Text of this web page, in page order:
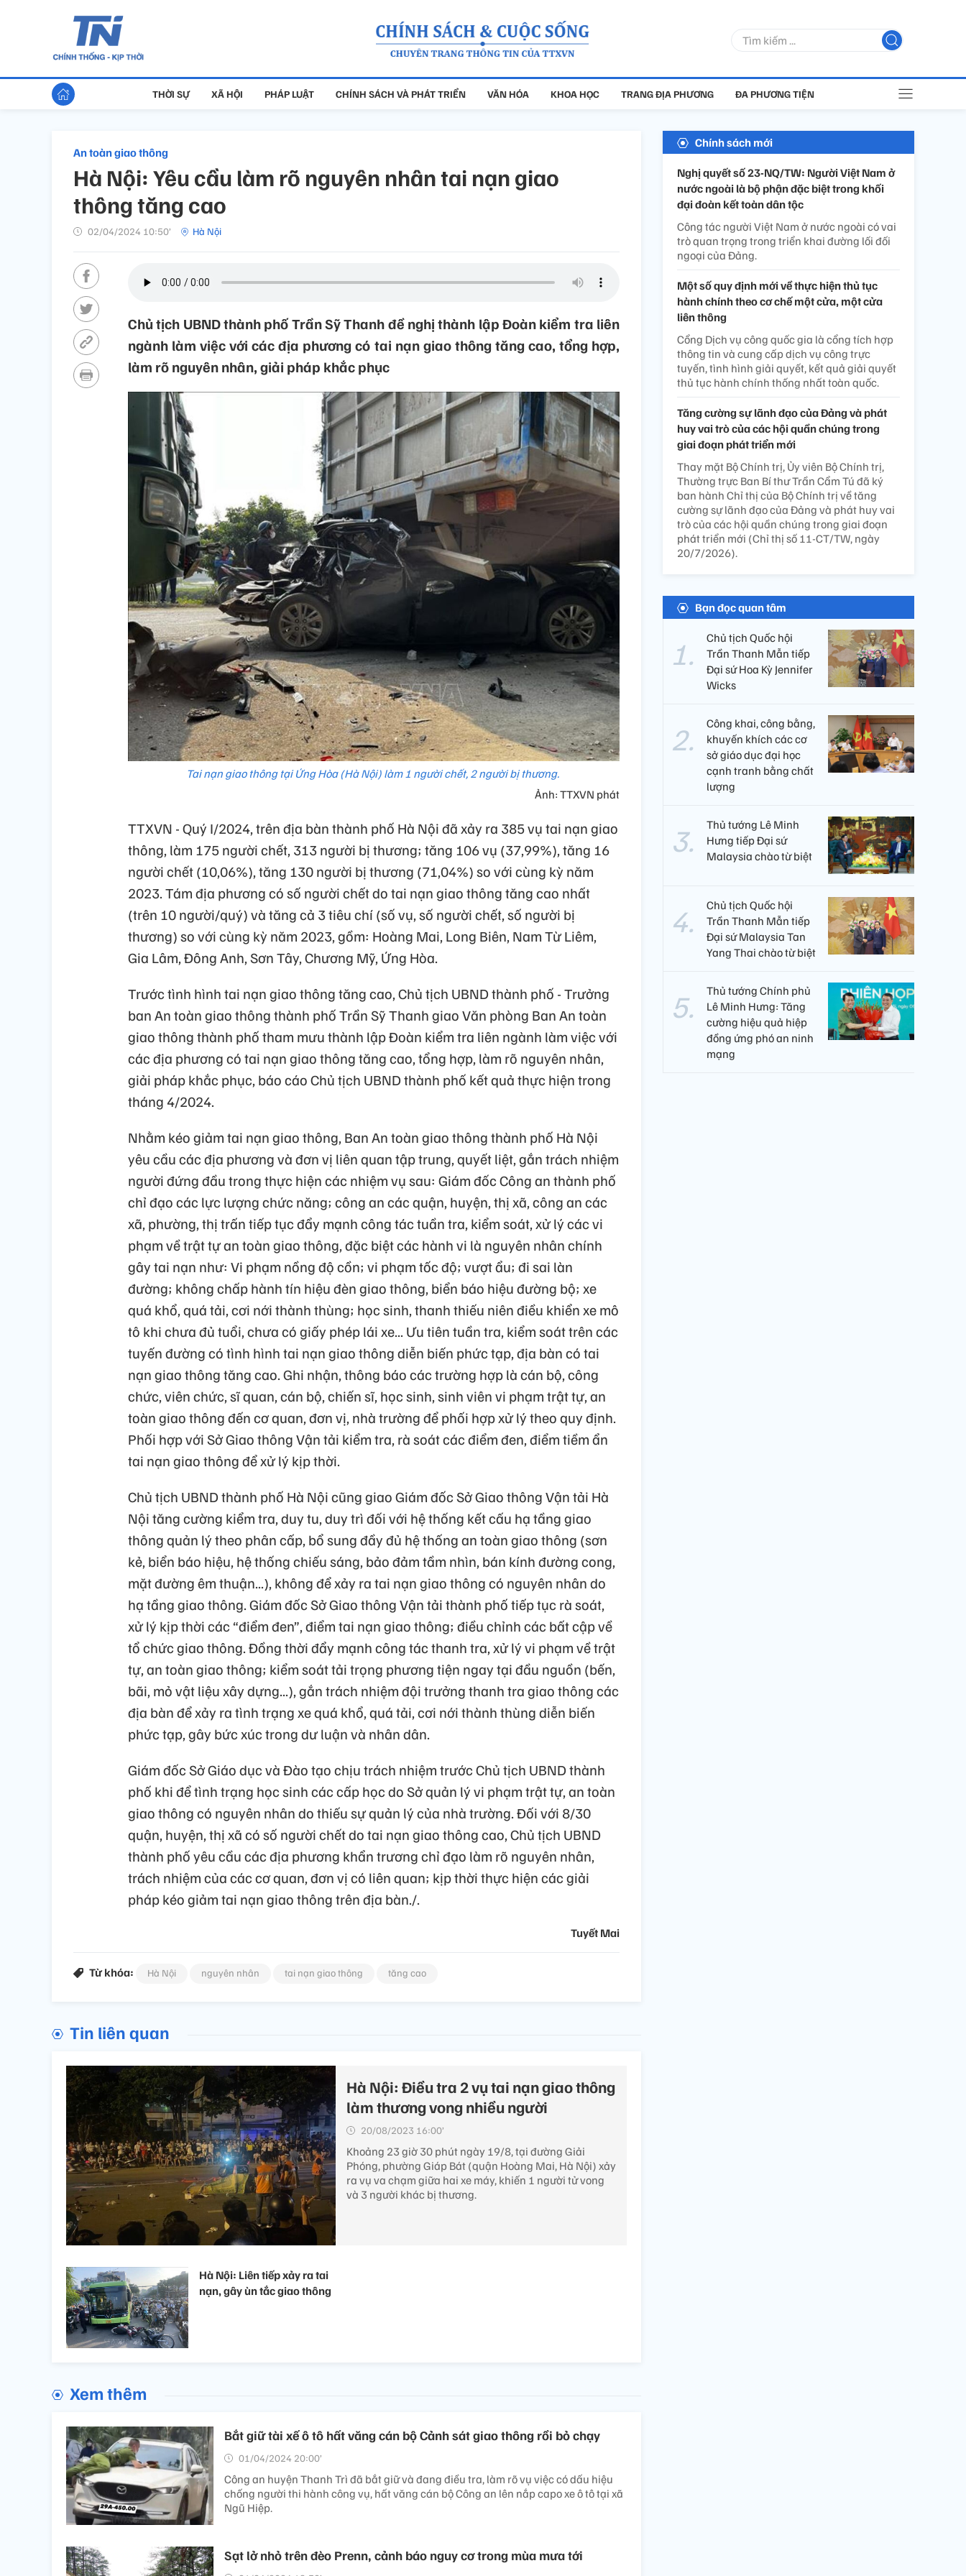
THỜI SỰ XÃ HỘI PHÁP LUẬT CHÍNH SÁCH VÀ PHÁT TRIỂN VĂN HÓA KHOA HỌC TRANG ĐỊA PHƯƠNG ĐA PHƯƠNG TIỆN
An toàn giao thông
Hà Nội: Yêu cầu làm rõ nguyên nhân tai nạn giao
thông tăng cao
02/04/2024 10:50’ Hà Nội
Chủ tịch UBND thành phố Trần Sỹ Thanh đề nghị thành lập Đoàn kiểm tra liên
ngành làm việc với các địa phương có tai nạn giao thông tăng cao, tổng hợp,
làm rõ nguyên nhân, giải pháp khắc phục
Tai nạn giao thông tại Ứng Hòa (Hà Nội) làm 1 người chết, 2 người bị thương.
Ảnh: TTXVN phát
TTXVN - Quý I/2024, trên địa bàn thành phố Hà Nội đã xảy ra 385 vụ tai nạn giao
thông, làm 175 người chết, 313 người bị thương; tăng 106 vụ (37,99%), tăng 16
người chết (10,06%), tăng 130 người bị thương (71,04%) so với cùng kỳ năm
2023. Tám địa phương có số người chết do tai nạn giao thông tăng cao nhất
(trên 10 người/quý) và tăng cả 3 tiêu chí (số vụ, số người chết, số người bị
thương) so với cùng kỳ năm 2023, gồm: Hoàng Mai, Long Biên, Nam Từ Liêm,
Gia Lâm, Đông Anh, Sơn Tây, Chương Mỹ, Ứng Hòa.
Trước tình hình tai nạn giao thông tăng cao, Chủ tịch UBND thành phố - Trưởng
ban An toàn giao thông thành phố Trần Sỹ Thanh giao Văn phòng Ban An toàn
giao thông thành phố tham mưu thành lập Đoàn kiểm tra liên ngành làm việc với
các địa phương có tai nạn giao thông tăng cao, tổng hợp, làm rõ nguyên nhân,
giải pháp khắc phục, báo cáo Chủ tịch UBND thành phố kết quả thực hiện trong
tháng 4/2024.
Nhằm kéo giảm tai nạn giao thông, Ban An toàn giao thông thành phố Hà Nội
yêu cầu các địa phương và đơn vị liên quan tập trung, quyết liệt, gắn trách nhiệm
người đứng đầu trong thực hiện các nhiệm vụ sau: Giám đốc Công an thành phố
chỉ đạo các lực lượng chức năng; công an các quận, huyện, thị xã, công an các
xã, phường, thị trấn tiếp tục đẩy mạnh công tác tuần tra, kiểm soát, xử lý các vi
phạm về trật tự an toàn giao thông, đặc biệt các hành vi là nguyên nhân chính
gây tai nạn như: Vi phạm nồng độ cồn; vi phạm tốc độ; vượt ẩu; đi sai làn
đường; không chấp hành tín hiệu đèn giao thông, biển báo hiệu đường bộ; xe
quá khổ, quá tải, cơi nới thành thùng; học sinh, thanh thiếu niên điều khiển xe mô
tô khi chưa đủ tuổi, chưa có giấy phép lái xe... Ưu tiên tuần tra, kiểm soát trên các
tuyến đường có tình hình tai nạn giao thông diễn biến phức tạp, địa bàn có tai
nạn giao thông tăng cao. Ghi nhận, thông báo các trường hợp là cán bộ, công
chức, viên chức, sĩ quan, cán bộ, chiến sĩ, học sinh, sinh viên vi phạm trật tự, an
toàn giao thông đến cơ quan, đơn vị, nhà trường để phối hợp xử lý theo quy định.
Phối hợp với Sở Giao thông Vận tải kiểm tra, rà soát các điểm đen, điểm tiềm ẩn
tai nạn giao thông để xử lý kịp thời.
Chủ tịch UBND thành phố Hà Nội cũng giao Giám đốc Sở Giao thông Vận tải Hà
Nội tăng cường kiểm tra, duy tu, duy trì đối với hệ thống kết cấu hạ tầng giao
thông quản lý theo phân cấp, bổ sung đầy đủ hệ thống an toàn giao thông (sơn
kẻ, biển báo hiệu, hệ thống chiếu sáng, bảo đảm tầm nhìn, bán kính đường cong,
mặt đường êm thuận...), không để xảy ra tai nạn giao thông có nguyên nhân do
hạ tầng giao thông. Giám đốc Sở Giao thông Vận tải thành phố tiếp tục rà soát,
xử lý kịp thời các “điểm đen”, điểm tai nạn giao thông; điều chỉnh các bất cập về
tổ chức giao thông. Đồng thời đẩy mạnh công tác thanh tra, xử lý vi phạm về trật
tự, an toàn giao thông; kiểm soát tải trọng phương tiện ngay tại đầu nguồn (bến,
bãi, mỏ vật liệu xây dựng...), gắn trách nhiệm đội trưởng thanh tra giao thông các
địa bàn để xảy ra tình trạng xe quá khổ, quá tải, cơi nới thành thùng diễn biến
phức tạp, gây bức xúc trong dư luận và nhân dân.
Giám đốc Sở Giáo dục và Đào tạo chịu trách nhiệm trước Chủ tịch UBND thành
phố khi để tình trạng học sinh các cấp học do Sở quản lý vi phạm trật tự, an toàn
giao thông có nguyên nhân do thiếu sự quản lý của nhà trường. Đối với 8/30
quận, huyện, thị xã có số người chết do tai nạn giao thông cao, Chủ tịch UBND
thành phố yêu cầu các địa phương khẩn trương chỉ đạo làm rõ nguyên nhân,
trách nhiệm của các cơ quan, đơn vị có liên quan; kịp thời thực hiện các giải
pháp kéo giảm tai nạn giao thông trên địa bàn./.
Tuyết Mai
Từ khóa: Hà Nội nguyên nhân tai nạn giao thông tăng cao
Tin liên quan
Hà Nội: Điều tra 2 vụ tai nạn giao thông
làm thương vong nhiều người
20/08/2023 16:00’
Khoảng 23 giờ 30 phút ngày 19/8, tại đường Giải
Phóng, phường Giáp Bát (quận Hoàng Mai, Hà Nội) xảy
ra vụ va chạm giữa hai xe máy, khiến 1 người tử vong
và 3 người khác bị thương.
Hà Nội: Liên tiếp xảy ra tai
nạn, gây ùn tắc giao thông
Xem thêm
Bắt giữ tài xế ô tô hất văng cán bộ Cảnh sát giao thông rồi bỏ chạy
01/04/2024 20:00’
Công an huyện Thanh Trì đã bắt giữ và đang điều tra, làm rõ vụ việc có dấu hiệu
chống người thi hành công vụ, hất văng cán bộ Công an lên nắp capo xe ô tô tại xã
Ngũ Hiệp.
Sạt lở nhỏ trên đèo Prenn, cảnh báo nguy cơ trong mùa mưa tới
Chính sách mới
Nghị quyết số 23-NQ/TW: Người Việt Nam ở
nước ngoài là bộ phận đặc biệt trong khối
đại đoàn kết toàn dân tộc
Công tác người Việt Nam ở nước ngoài có vai
trò quan trọng trong triển khai đường lối đối
ngoại của Đảng.
Một số quy định mới về thực hiện thủ tục
hành chính theo cơ chế một cửa, một cửa
liên thông
Cổng Dịch vụ công quốc gia là cổng tích hợp
thông tin và cung cấp dịch vụ công trực
tuyến, tình hình giải quyết, kết quả giải quyết
thủ tục hành chính thống nhất toàn quốc.
Tăng cường sự lãnh đạo của Đảng và phát
huy vai trò của các hội quần chúng trong
giai đoạn phát triển mới
Thay mặt Bộ Chính trị, Ủy viên Bộ Chính trị,
Thường trực Ban Bí thư Trần Cẩm Tú đã ký
ban hành Chỉ thị của Bộ Chính trị về tăng
cường sự lãnh đạo của Đảng và phát huy vai
trò của các hội quần chúng trong giai đoạn
phát triển mới (Chỉ thị số 11-CT/TW, ngày
20/7/2026).
Bạn đọc quan tâm
Chủ tịch Quốc hội
Trần Thanh Mẫn tiếp
Đại sứ Hoa Kỳ Jennifer
Wicks
Công khai, công bằng,
khuyến khích các cơ
sở giáo dục đại học
cạnh tranh bằng chất
lượng​
Thủ tướng Lê Minh
Hưng tiếp Đại sứ
Malaysia chào từ biệt
Chủ tịch Quốc hội
Trần Thanh Mẫn tiếp
Đại sứ Malaysia Tan
Yang Thai chào từ biệt
Thủ tướng Chính phủ
Lê Minh Hưng: Tăng
cường hiệu quả hiệp
đồng ứng phó an ninh
mạng